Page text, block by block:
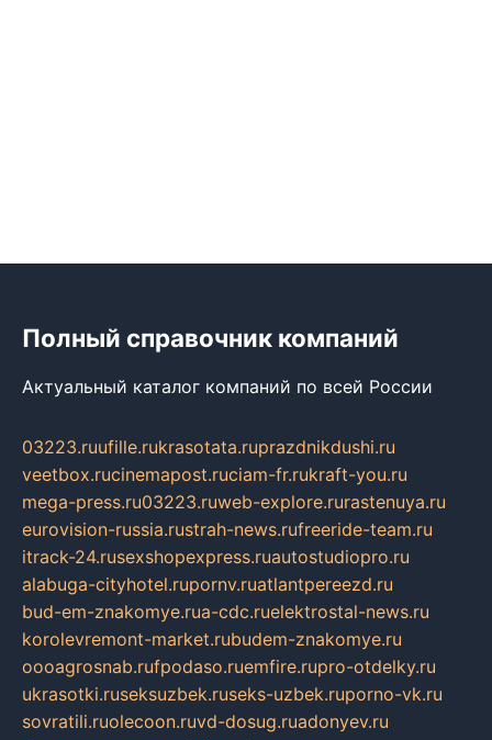
Полный справочник компаний
Актуальный каталог компаний по всей России
03223.ruufille.rukrasotata.ruprazdnikdushi.ru
veetbox.rucinemapost.ruciam-fr.rukraft-you.ru
mega-press.ru03223.ruweb-explore.rurastenuya.ru
eurovision-russia.rustrah-news.rufreeride-team.ru
itrack-24.rusexshopexpress.ruautostudiopro.ru
alabuga-cityhotel.rupornv.ruatlantpereezd.ru
bud-em-znakomye.rua-cdc.ruelektrostal-news.ru
korolevremont-market.rubudem-znakomye.ru
oooagrosnab.rufpodaso.ruemfire.rupro-otdelky.ru
ukrasotki.ruseksuzbek.ruseks-uzbek.ruporno-vk.ru
sovratili.ruolecoon.ruvd-dosug.ruadonyev.ru